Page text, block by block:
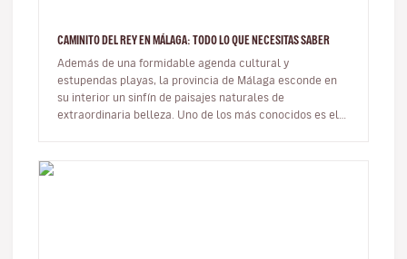
CAMINITO DEL REY EN MÁLAGA: TODO LO QUE NECESITAS SABER
Además de una formidable agenda cultural y
estupendas playas, la provincia de Málaga esconde en
su interior un sinfín de paisajes naturales de
extraordinaria belleza. Uno de los más conocidos es el